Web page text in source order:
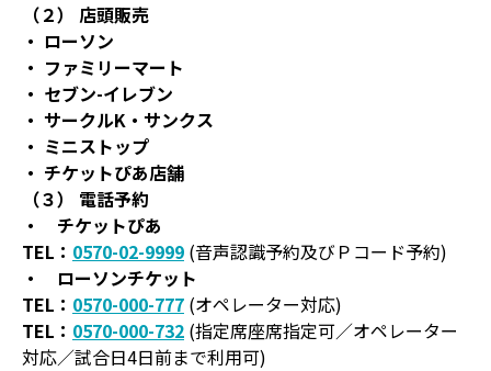
（２） 店頭販売
・ ローソン
・ ファミリーマート
・ セブン-イレブン
・ サークルK・サンクス
・ ミニストップ
・ チケットぴあ店舗
（３） 電話予約
・ チケットぴあ
TEL： 0570-02-9999 (音声認識予約及びＰコード予約)
・ ローソンチケット
TEL： 0570-000-777 (オペレーター対応)
TEL： 0570-000-732 (指定席座席指定可／オペレーター
対応／試合日4日前まで利用可)